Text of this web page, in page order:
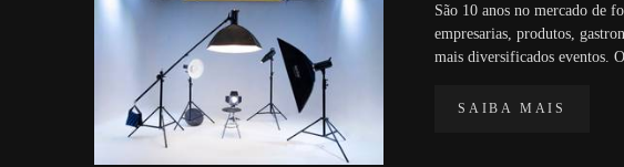
São 10 anos no mercado de
empresarias, produtos,
mais diversificados eventos.
SAIBA MAIS